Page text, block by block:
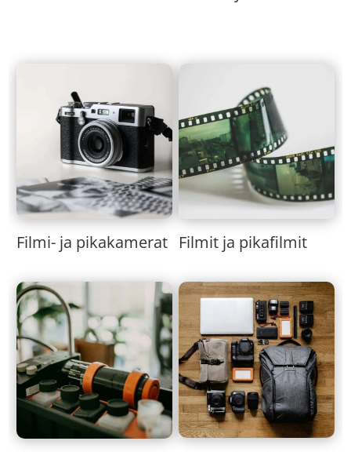
Filmi- ja pikakamerat Filmit ja pikafilmit